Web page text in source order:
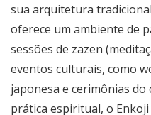
sua arquitetura
oferece um ambiente de
sessões de zazen
eventos culturais, como
japonesa e cerimônias do
prática espiritual, o Enkoji